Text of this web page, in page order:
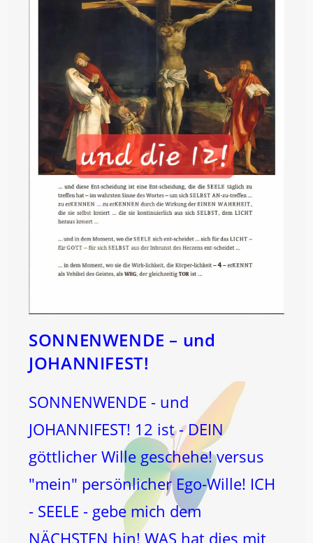
SONNENWENDE – und
JOHANNIFEST!
SONNENWENDE - und
JOHANNIFEST! 12 ist - DEIN
göttlicher Wille geschehe! versus
"mein" persönlicher Ego-Wille! ICH
- SEELE - gebe mich dem
NÄCHSTEN hin! WAS hat dies mit